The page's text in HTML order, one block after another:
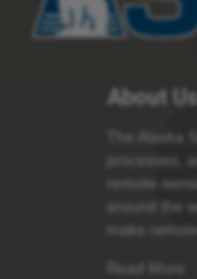
About Us
The Alaska
processes,
remote-
around the
make
Read More